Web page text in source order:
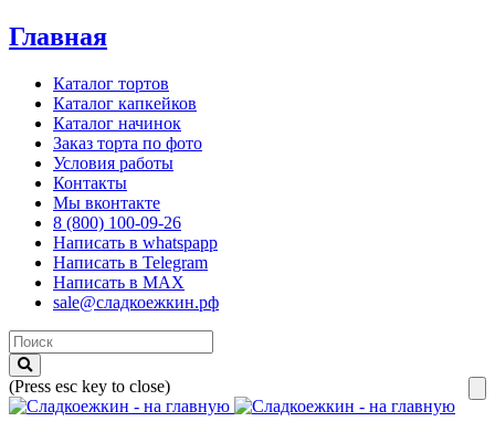
Главная
Каталог тортов
Каталог капкейков
Каталог начинок
Заказ торта по фото
Условия работы
Контакты
Мы вконтакте
8 (800) 100-09-26
Написать в whatspapp
Написать в Telegram
Написать в MAX
sale@сладкоежкин.рф
(Press esc key to close)